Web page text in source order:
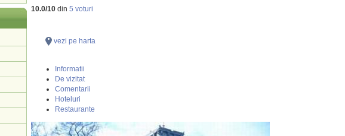
10.0/10din 5 voturi
vezi pe harta
Informatii
De vizitat
Comentarii
Hoteluri
Restaurante